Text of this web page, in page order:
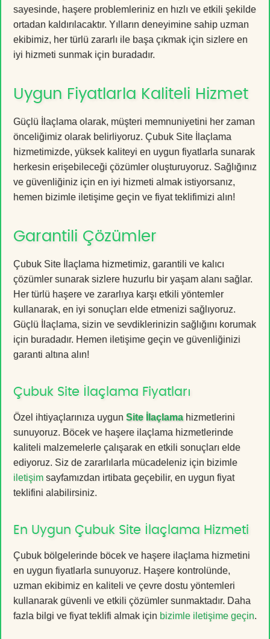
sayesinde, haşere problemleriniz en hızlı ve etkili şekilde
ortadan kaldırılacaktır. Yılların deneyimine sahip uzman
ekibimiz, her türlü zararlı ile başa çıkmak için sizlere en
iyi hizmeti sunmak için buradadır.
Uygun Fiyatlarla Kaliteli Hizmet
Güçlü İlaçlama olarak, müşteri memnuniyetini her zaman
önceliğimiz olarak belirliyoruz. Çubuk Site İlaçlama
hizmetimizde, yüksek kaliteyi en uygun fiyatlarla sunarak
herkesin erişebileceği çözümler oluşturuyoruz. Sağlığınız
ve güvenliğiniz için en iyi hizmeti almak istiyorsanız,
hemen bizimle iletişime geçin ve fiyat teklifimizi alın!
Garantili Çözümler
Çubuk Site İlaçlama hizmetimiz, garantili ve kalıcı
çözümler sunarak sizlere huzurlu bir yaşam alanı sağlar.
Her türlü haşere ve zararlıya karşı etkili yöntemler
kullanarak, en iyi sonuçları elde etmenizi sağlıyoruz.
Güçlü İlaçlama, sizin ve sevdiklerinizin sağlığını korumak
için buradadır. Hemen iletişime geçin ve güvenliğinizi
garanti altına alın!
Çubuk Site İlaçlama Fiyatları
Özel ihtiyaçlarınıza uygun Site İlaçlamahizmetlerini
sunuyoruz. Böcek ve haşere ilaçlama hizmetlerinde
kaliteli malzemelerle çalışarak en etkili sonuçları elde
ediyoruz. Siz de zararlılarla mücadeleniz için bizimle
iletişim sayfamızdan irtibata geçebilir, en uygun fiyat
teklifini alabilirsiniz.
En Uygun Çubuk Site İlaçlama Hizmeti
Çubuk bölgelerinde böcek ve haşere ilaçlama hizmetini
en uygun fiyatlarla sunuyoruz. Haşere kontrolünde,
uzman ekibimiz en kaliteli ve çevre dostu yöntemleri
kullanarak güvenli ve etkili çözümler sunmaktadır. Daha
fazla bilgi ve fiyat teklifi almak için bizimle iletişime geçin.